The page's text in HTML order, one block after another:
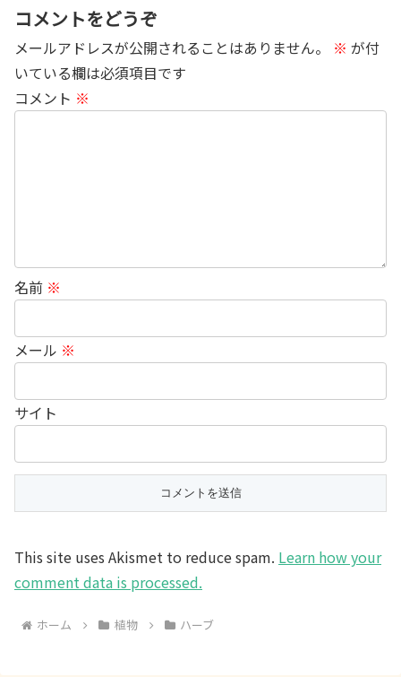
コメントをどうぞ
メールアドレスが公開されることはありません。 ※ が付
いている欄は必須項目です
コメント ※
名前 ※
メール ※
サイト
This site uses Akismet to reduce spam. Learn how your
comment data is processed.
ホーム 植物 ハーブ